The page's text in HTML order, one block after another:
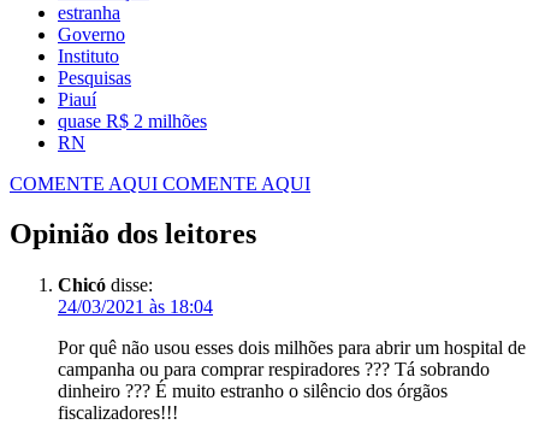
estranha
Governo
Instituto
Pesquisas
Piauí
quase R$ 2 milhões
RN
COMENTE AQUI COMENTE AQUI
Opinião dos leitores
Chicó disse:
24/03/2021 às 18:04
Por quê não usou esses dois milhões para abrir um hospital de
campanha ou para comprar respiradores ??? Tá sobrando
dinheiro ??? É muito estranho o silêncio dos órgãos
fiscalizadores!!!